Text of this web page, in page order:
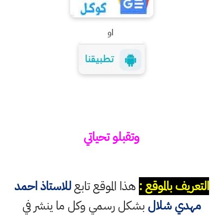
او
وتقبلو تحياتي
التعريف بالموقع : هذا الموقع تابعللاستاذ احمد
مهدي شلال بشكل رسمي وكل ما ينشر في